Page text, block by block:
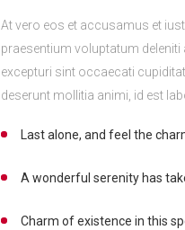
At vero eos et accusamus et
praesentium voluptatum
excepturi sint occaecati
deserunt mollitia animi, id est
Last alone, and feel the
A wonderful serenity has
Charm of existence in this